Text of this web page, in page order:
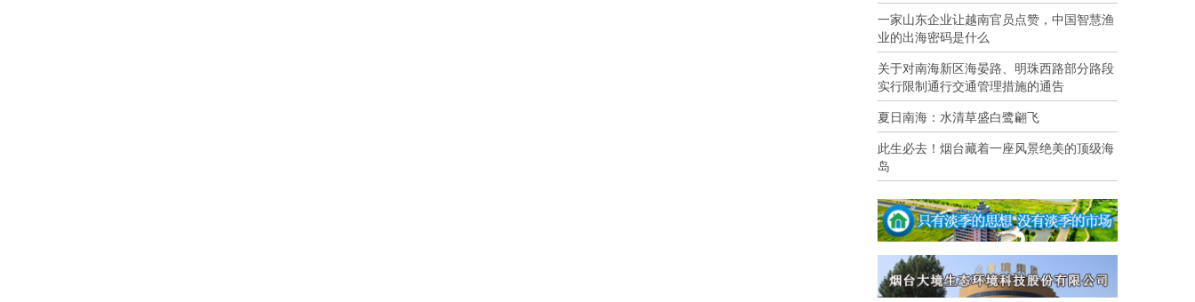
一家山东企业让越南官员点赞，中国智慧渔
业的出海密码是什么
关于对南海新区海晏路、明珠西路部分路段
实行限制通行交通管理措施的通告
夏日南海：水清草盛白鹭翩飞
此生必去！烟台藏着一座风景绝美的顶级海
岛